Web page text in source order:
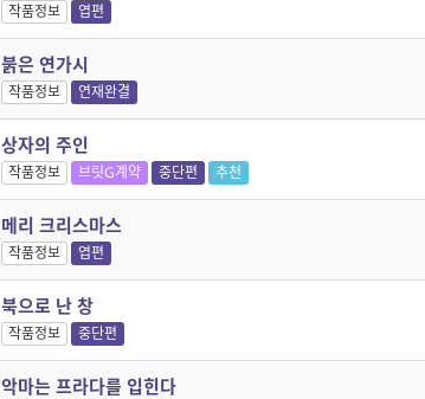
작품정보 엽편
붉은 연가시
작품정보 연재완결
상자의 주인
작품정보 브릿G계약 중단편 추천
메리 크리스마스
작품정보 엽편
북으로 난 창
작품정보 중단편
악마는 프라다를 입힌다